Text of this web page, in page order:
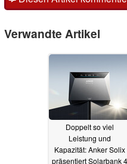
Verwandte Artikel
Doppelt so viel
Leistung und
Kapazität: Anker Solix
präsentiert Solarbank 4